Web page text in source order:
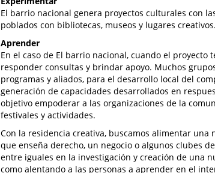
El barrio nacional genera proyectos culturales con
poblados con bibliotecas, museos y lugares creativos.
Aprender
En el caso de El barrio nacional, cuando el
responder consultas y brindar apoyo. Muchos
programas y aliados, para el desarrollo local del
generación de capacidades desarrollados en
objetivo empoderar a las organizaciones de la
festivales y actividades.
Con la residencia creativa, buscamos alimentar
que enseña derecho, un negocio o algunos clubes
entre iguales en la investigación y creación de una
como alentando a las personas a aprender en el